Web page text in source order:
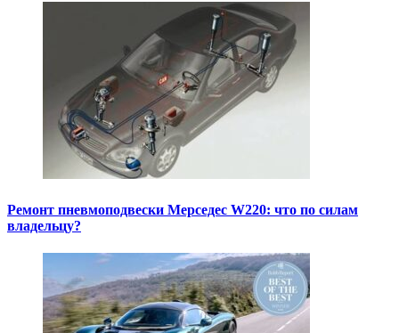
Ремонт пневмоподвески Мерседес W220: что по силам
владельцу?